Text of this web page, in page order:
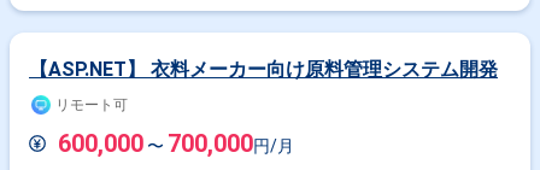
【ASP.NET】 衣料メーカー向け原料管理システム開発
リモート可
600,000 〜 700,000円/月